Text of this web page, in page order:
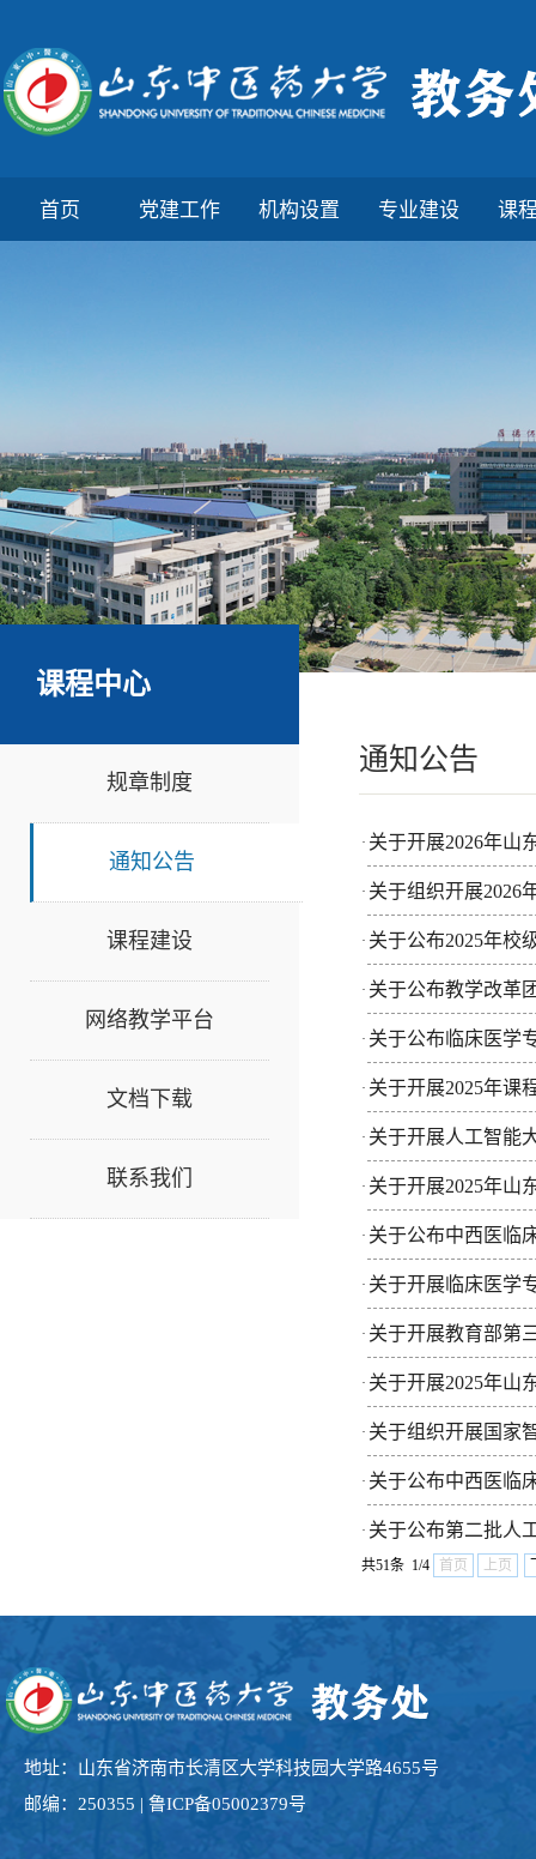
首页 党建工作 机构设置 专业建设 课
课程中心
规章制度
通知公告
课程建设
网络教学平台
文档下载
联系我们
通知公告
· 关于开展2026年山
· 关于组织开展2026
· 关于公布2025年校
· 关于公布教学改革
· 关于公布临床医学
· 关于开展2025年课
· 关于开展人工智能
· 关于开展2025年山
· 关于公布中西医临
· 关于开展临床医学
· 关于开展教育部第
· 关于开展2025年山
· 关于组织开展国家
· 关于公布中西医临
· 关于公布第二批人
共51条 1/4 首页 上页
地址：山东省济南市长清区大学科技园大学路4655号
邮编：250355 | 鲁ICP备05002379号